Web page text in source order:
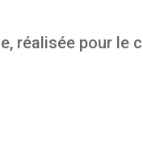
réalisée pour